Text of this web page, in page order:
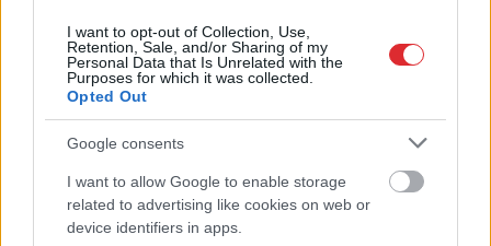
I want to opt-out of Collection, Use,
Retention, Sale, and/or Sharing of my
Personal Data that Is Unrelated with the
Purposes for which it was collected.
Opted Out
Google consents
I want to allow Google to enable storage
related to advertising like cookies on web or
device identifiers in apps.
Ukrainas debesis kļūst
arvien ievainojamākas.
Jūlija statistika par
“Kasnotiek!?”
“Swedbank” klienti
Atcelt Ziņot